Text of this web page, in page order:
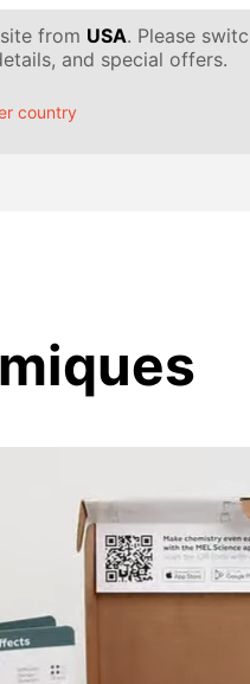
from USA. Please
and special offers.
country